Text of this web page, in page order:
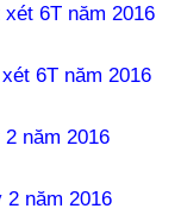
6T năm 2016
6T năm 2016
năm 2016
2 năm 2016